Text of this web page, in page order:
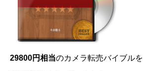
29800円相当のカメラ転売バイブルを